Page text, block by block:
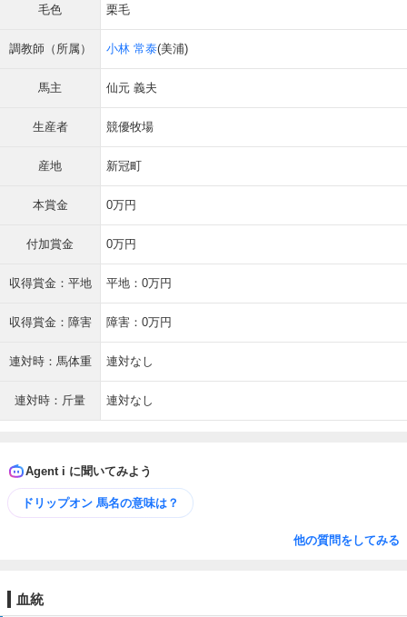
毛色 栗毛
調教師（所属） 小林 常泰(美浦)
馬主 仙元 義夫
生産者 競優牧場
産地 新冠町
本賞金 0万円
付加賞金 0万円
収得賞金：平地 平地：0万円
収得賞金：障害 障害：0万円
連対時：馬体重 連対なし
連対時：斤量 連対なし
Agent i に聞いてみよう
ドリップオン 馬名の意味は？
他の質問をしてみる
血統